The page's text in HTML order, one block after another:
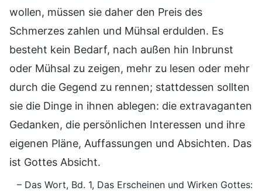
wollen, müssen sie daher den Preis des
Schmerzes zahlen und Mühsal erdulden. Es
besteht kein Bedarf, nach außen hin Inbrunst
oder Mühsal zu zeigen, mehr zu lesen oder mehr
durch die Gegend zu rennen; stattdessen sollten
sie die Dinge in ihnen ablegen: die extravaganten
Gedanken, die persönlichen Interessen und ihre
eigenen Pläne, Auffassungen und Absichten. Das
ist Gottes Absicht.
– Das Wort, Bd. 1, Das Erscheinen und Wirken Gottes: